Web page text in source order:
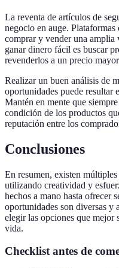
La reventa de artículos de
negocio en auge. Plataformas
comprar y vender una amplia
ganar dinero fácil es buscar
revenderlos a un precio
Realizar un buen análisis de
oportunidades puede resultar
Mantén en mente que
condición de los productos
reputación entre los
Conclusiones
En resumen, existen múltiples
utilizando creatividad y
hechos a mano hasta ofrecer
oportunidades son diversas y
elegir las opciones que mejor
vida.
Checklist antes de